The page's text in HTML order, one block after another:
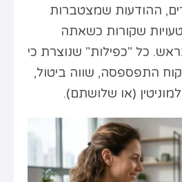
ההודעות שמצטברות
שקורות כשאתה
כל "כפילות" שנוצרת כי
התפספסה, שווה ביטול,
(או שלושתם).